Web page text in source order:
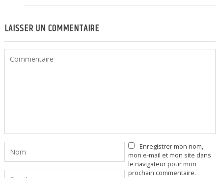
LAISSER UN COMMENTAIRE
Enregistrer mon nom,
mon e-mail et mon site dans
le navigateur pour mon
prochain commentaire.